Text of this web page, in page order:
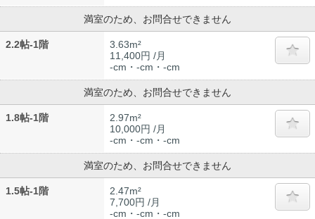
満室のため、お問合せできません
2.2帖-1階
3.63m²
11,400円 /月
-cm・-cm・-cm
満室のため、お問合せできません
1.8帖-1階
2.97m²
10,000円 /月
-cm・-cm・-cm
満室のため、お問合せできません
1.5帖-1階
2.47m²
7,700円 /月
-cm・-cm・-cm